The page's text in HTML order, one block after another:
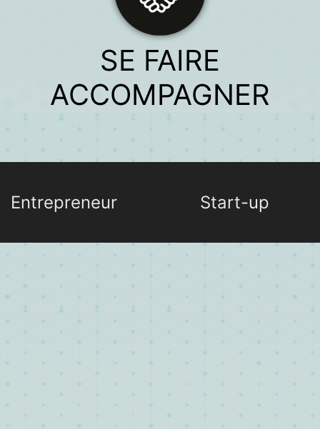
SE FAIRE
ACCOMPAGNER
Entrepreneur Start-up